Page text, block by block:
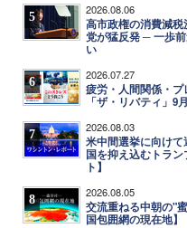
5 2026.08.06
高市政権の消費減
党が猛反発 ─ 一歩
い
6 2026.07.27
疲労・人間関係・
「ザ・リバティ」9
7 2026.08.03
米中間選挙に向け
国を抑え込むトラ
ト】
8 2026.08.05
交流重ねる中朝の"
国包囲網の現在地】